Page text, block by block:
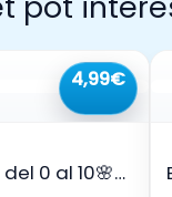
4,99€
0 al 10🌸